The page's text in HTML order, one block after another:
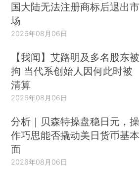
国大陆无法注册商标后退出市
场
2026年08月06日
【我闻】艾路明及多名股东被
拘 当代系创始人因何此时被
清算
2026年08月06日
分析｜贝森特操盘稳日元，操
作巧思能否撬动美日货币基本
面
2026年08月06日